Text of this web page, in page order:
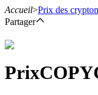
Contrats à terme
Accueil>Prix des
Partager
Prix